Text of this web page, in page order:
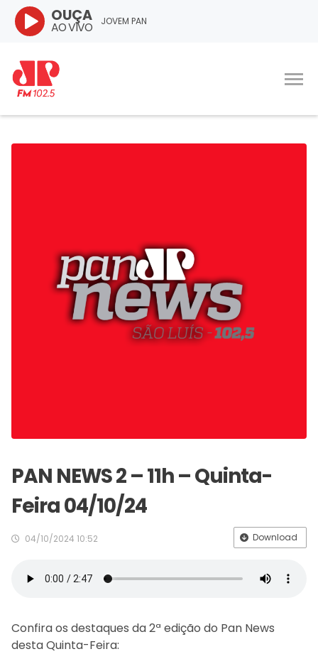
JOVEM PAN
OUÇA
AO VIVO
PAN NEWS 2 – 11h – Quinta-
Feira 04/10/24
04/10/2024 10:52 Download
Confira os destaques da 2ª edição do Pan News
desta Quinta-Feira: